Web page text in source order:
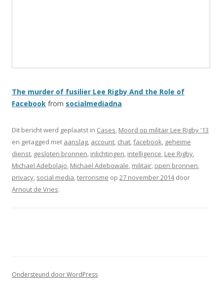
The murder of fusilier Lee Rigby And the Role of
Facebook from socialmediadna
Dit bericht werd geplaatst in Cases, Moord op militair Lee Rigby '13
en getagged met aanslag, account, chat,facebook, geheime
dienst, gesloten bronnen, inlichtingen, intelligence, Lee Rigby,
Michael Adebolajo, Michael Adebowale, militair, open bronnen,
privacy, social media,terrorisme op 27 november 2014door
Arnout de Vries.
Ondersteund door WordPress